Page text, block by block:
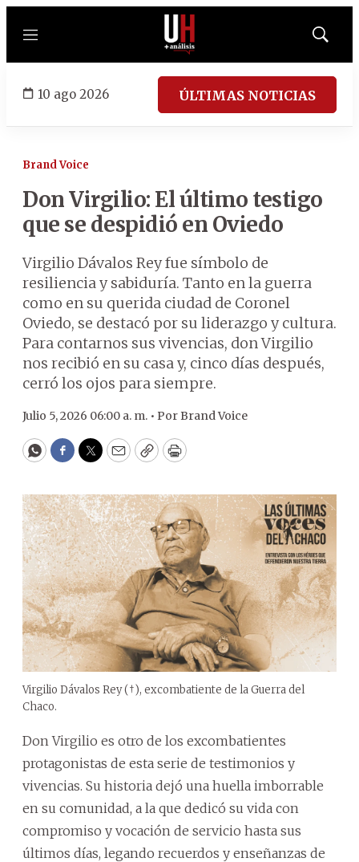
Menú
Mostrar
10 ago 2026 ÚLTIMAS NOTICIAS
Brand Voice
Don Virgilio: El último testigo
que se despidió en Oviedo
Virgilio Dávalos Rey fue símbolo de
resiliencia y sabiduría. Tanto en la guerra
como en su querida ciudad de Coronel
Oviedo, se destacó por su liderazgo y cultura.
Para contarnos sus vivencias, don Virgilio
nos recibió en su casa y, cinco días después,
cerró los ojos para siempre.
Julio 5, 2026 06:00 a. m. • PorBrand Voice
WhatsApp
Facebook
Twitter
EmailCopyPrint
Virgilio Dávalos Rey (†), excombatiente de la Guerra del
Chaco.
Don Virgilio es otro de los excombatientes
protagonistas de esta serie de testimonios y
vivencias. Su historia dejó una huella imborrable
en su comunidad, a la que dedicó su vida con
compromiso y vocación de servicio hasta sus
últimos días, legando recuerdos y enseñanzas de